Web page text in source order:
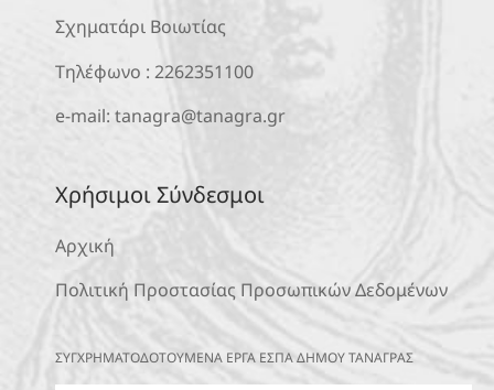
Σχηματάρι Βοιωτίας
Τηλέφωνο : 2262351100
e-mail: tanagra@tanagra.gr
Χρήσιμοι Σύνδεσμοι
Αρχική
Πολιτική Προστασίας Προσωπικών Δεδομένων
ΣΥΓΧΡΗΜΑΤΟΔΟΤΟΥΜΕΝΑ ΕΡΓΑ ΕΣΠΑ ΔΗΜΟΥ ΤΑΝΑΓΡΑΣ